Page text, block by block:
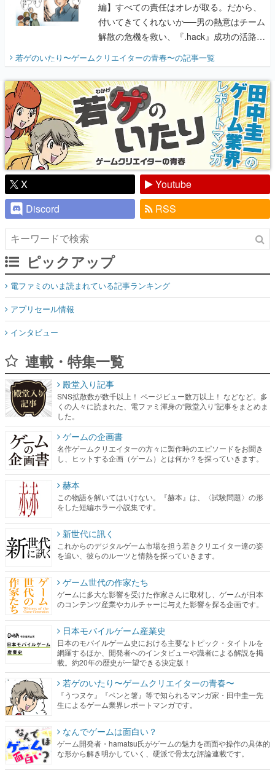
編】すべての責任はオレが取る。だから、
付いてきてくれないか──男の熱意はチーム
解散の危機を救い、『.hack』成功の活路を
開く。業界の快男児・松山 洋に流れる血は
『少年ジャンプ』色だった【若ゲのいた
り】
若ゲのいたり〜ゲームクリエイターの青春〜の記事一覧
X
Youtube
Discord
RSS
ピックアップ
電ファミのいま読まれている記事ランキング
アプリセール情報
インタビュー
連載・特集一覧
殿堂入り記事
SNS拡散数が数千以上！ ページビュー数万以上！ などなど。多
くの人々に読まれた、電ファミ渾身の“殿堂入り”記事をまとめま
した。
ゲームの企画書
名作ゲームクリエイターの方々に製作時のエピソードをお聞き
し、ヒットする企画（ゲーム）とは何か？を探っていきます。
赫本
この物語を解いてはいけない。『赫本』は、〈試験問題〉の形
をした短編ホラー小説集です。
新世代に訊く
これからのデジタルゲーム市場を担う若きクリエイター達の姿
を追い、彼らのルーツと情熱を探っていきます。
ゲーム世代の作家たち
ゲームに多大な影響を受けた作家さんに取材し、ゲームが日本
のコンテンツ産業やカルチャーに与えた影響を探る企画です。
日本モバイルゲーム産業史
日本のモバイルゲーム史における主要なトピック・タイトルを
網羅するほか、開発者へのインタビューや識者による解説を掲
載。約20年の歴史が一望できる決定版！
若ゲのいたり〜ゲームクリエイターの青春〜
『うつヌケ』『ペンと箸』等で知られるマンガ家・田中圭一先
生によるゲーム業界レポートマンガです。
なんでゲームは面白い？
ゲーム開発者・hamatsu氏がゲームの魅力を画面や操作の具体的
な形から解き明かしていく、硬派で骨太な評論連載です。